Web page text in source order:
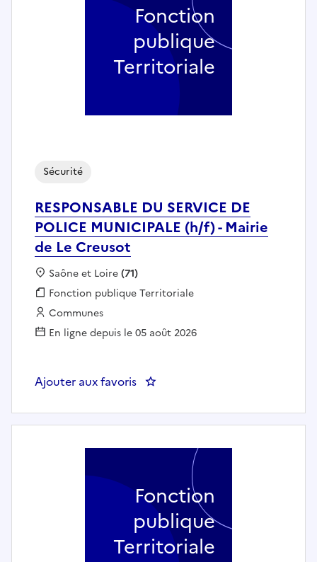
RESPONSABLE DU SERVICE DE
POLICE MUNICIPALE (h/f) - Mairie
de Le Creusot
Sécurité
Localisation :
Saône et Loire(71)
Fonction publique :
Fonction publique Territoriale
Employeur :
Communes
En ligne depuis le 05 août 2026
Ajouter aux favoris : RESPONSABLE DU SERVICE
Fonction
publique
Territoriale
Fonction
publique
Territoriale